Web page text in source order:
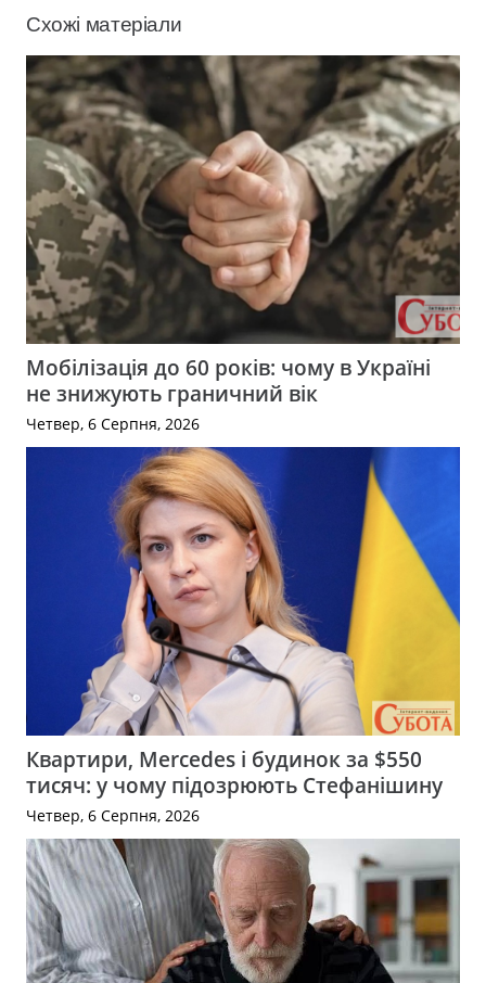
Схожі матеріали
Мобілізація до 60 років: чому в Україні
не знижують граничний вік
Четвер, 6 Серпня, 2026
Квартири, Mercedes і будинок за $550
тисяч: у чому підозрюють Стефанішину
Четвер, 6 Серпня, 2026